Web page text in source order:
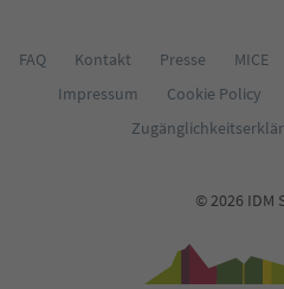
FAQ Kontakt Presse MICE
Impressum
Cookie Policy
© 2026 IDM